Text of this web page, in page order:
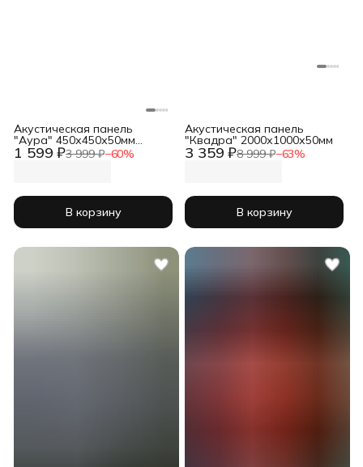
1 599 ₽3 999 ₽−60%
Акустическая панель
"Аура" 450х450х50мм
комплект 4шт
В корзину
3 359 ₽8 999 ₽−63%
Акустическая панель
"Квадра" 2000х1000х50мм
В корзину